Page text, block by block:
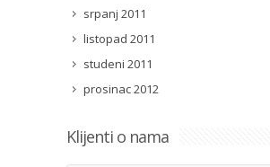
srpanj 2011
listopad 2011
studeni 2011
prosinac 2012
Klijenti o nama